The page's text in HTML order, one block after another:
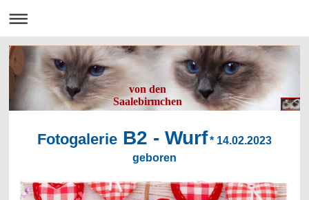
von den
Saalebirmchen
Fotogalerie B2 - Wurf* 14.02.2023
geboren